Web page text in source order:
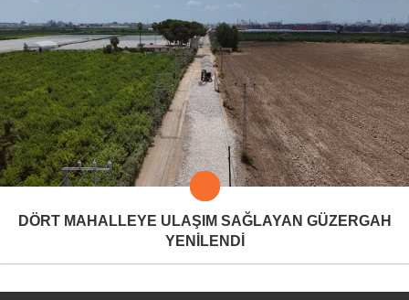
DÖRT MAHALLEYE ULAŞIM SAĞLAYAN GÜZERGAH
YENİLENDİ